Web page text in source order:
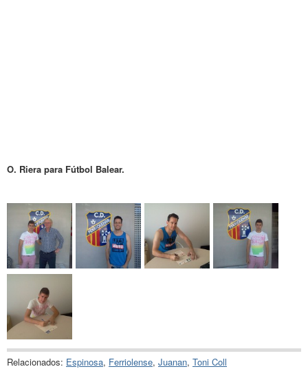
O. Riera para Fútbol Balear.
Relacionados: Espinosa, Ferriolense, Juanan, Toni Coll